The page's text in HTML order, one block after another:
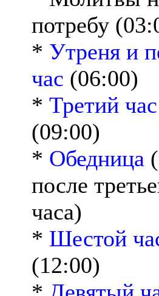
потребу
* Утреня и
час (06:00)
* Третий час
(09:00)
* Обедница
после
часа)
* Шестой
(12:00)